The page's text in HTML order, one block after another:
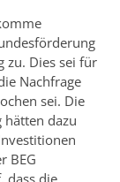
zu. Dies sei für
Nachfrage
sei. Die
dazu
BEG